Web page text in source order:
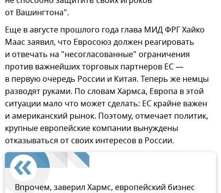
от Вашингтона".
Еще в августе прошлого года глава МИД ФРГ Хайко
Маас заявил, что Евросоюз должен реагировать
и отвечать на "несогласованные" ограничения
против важнейших торговых партнеров ЕС —
в первую очередь России и Китая. Теперь же немцы
разводят руками. По словам Хармса, Европа в этой
ситуации мало что может сделать: ЕС крайне важен
и американский рынок. Поэтому, отмечает политик,
крупные европейские компании вынуждены
отказываться от своих интересов в России.
Впрочем, заверил Хармс, европейский бизнес